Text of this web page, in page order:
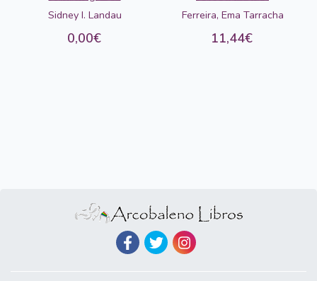
Sidney I. Landau
0,00€
Ferreira, Ema Tarracha
11,44€